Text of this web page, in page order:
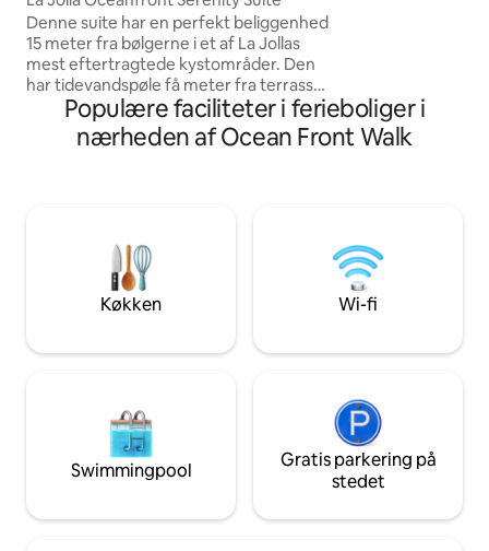
Denne suite har en perfekt beliggenhed
15 meter fra bølgerne i et af La Jollas
mest eftertragtede kystområder. Den
har tidevandspøle få meter fra terrassen
og spabadet på 150 kvadratmeter og et
lille indvendigt område på 22
kvadratmeter med en suite med
stenstrand fra naboparken, sandstrand i
nærheden, hejrer og pelikaner flyver
over hovedet. Espressomaskine og
mikrobølgeovn, køleskab/fryser,
Populære faciliteter i ferieboliger i
nærheden af Ocean Front Walk
Køkken Wi-fi
Swimmingpool
Gratis parkering på
stedet